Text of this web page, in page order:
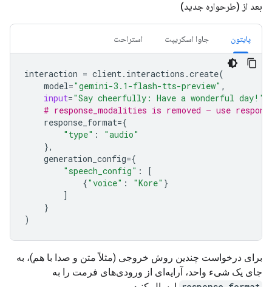
بعد از (طرحواره جدید)
پایتون جاوا اسکریپت استراحت
interaction = client. interactions .create(
model="gemini-3.1-flash-tts-preview" ,
input="Say cheerfully: Have a wonderful day!"
# response_modalities is removed — use
response_format={
"type" :
"audio"
},
generation_config={
"speech_config" :
[
{"voice" : "Kore" }
]
}
)
برای درخواست چندین روش خروجی (مثلاً متن و صدا با هم)، به
جای یک شیء واحد، آرایه‌ای از ورودی‌های فرمت را به